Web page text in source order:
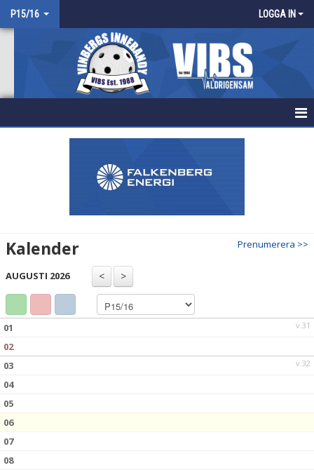
P15/16 LOGGA IN
BILDGALLERI
DOKUMENT
KONTAKT
Prenumerera >>
Kalender
AUGUSTI 2026
v.31
01
02
v.32
03
04
05
06
07
08